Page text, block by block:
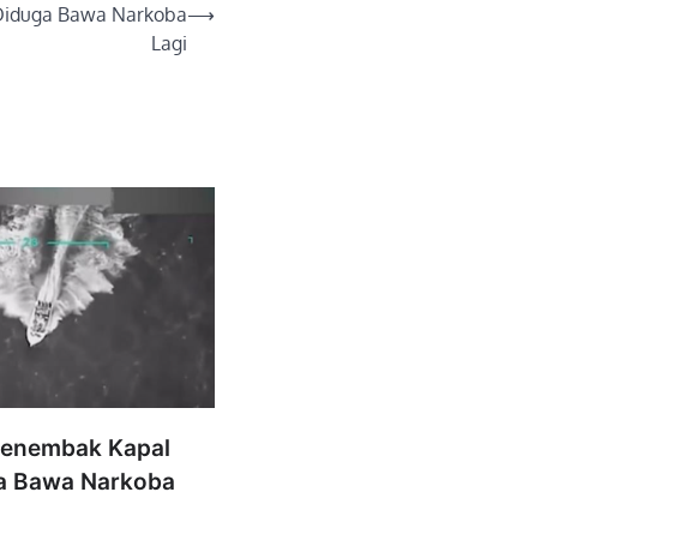
Bawa Narkoba
Lagi
⟶
Kapal
Bawa Narkoba